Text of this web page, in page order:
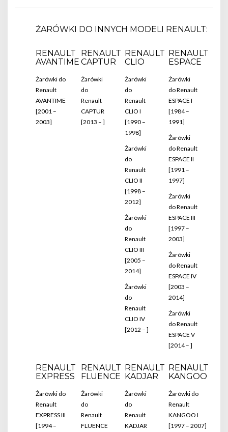
ŻARÓWKI DO INNYCH MODELI RENAULT:
RENAULT
AVANTIME
Żarówki do
Renault
AVANTIME
[2001 –
2003]
RENAULT
CAPTUR
Żarówki
do
Renault
CAPTUR
[2013 – ]
RENAULT
CLIO
Żarówki
do
Renault
CLIO I
[1990 –
1998]
Żarówki
do
Renault
CLIO II
[1998 –
2012]
Żarówki
do
Renault
CLIO III
[2005 –
2014]
Żarówki
do
Renault
CLIO IV
[2012 – ]
RENAULT
ESPACE
Żarówki
do Renault
ESPACE I
[1984 –
1991]
Żarówki
do Renault
ESPACE II
[1991 –
1997]
Żarówki
do Renault
ESPACE III
[1997 –
2003]
Żarówki
do Renault
ESPACE IV
[2003 –
2014]
Żarówki
do Renault
ESPACE V
[2014 – ]
RENAULT
EXPRESS
Żarówki do
Renault
EXPRESS III
[1994 –
RENAULT
FLUENCE
Żarówki
do
Renault
FLUENCE
RENAULT
KADJAR
Żarówki
do
Renault
KADJAR
RENAULT
KANGOO
Żarówki do
Renault
KANGOO I
[1997 – 2007]